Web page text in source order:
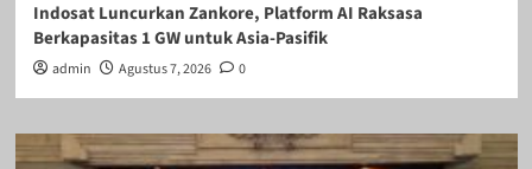
Indosat Luncurkan Zankore, Platform AI Raksasa
Berkapasitas 1 GW untuk Asia-Pasifik
admin Agustus 7, 2026 0